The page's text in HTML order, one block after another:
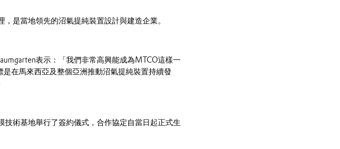
是當地領先的沼氣提純裝置設計與建造企業。
表示：「我們非常高興能成為MTCO這樣一
在馬來西亞及整個亞洲推動沼氣提純裝置持續發
術基地舉行了簽約儀式，合作協定自當日起正式生